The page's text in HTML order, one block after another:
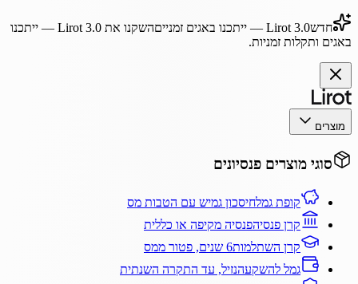
חדשLirot 3.0 — ייתכנו באגים זמנייםהשקנו את Lirot 3.0— ייתכנו
באגים ותקלות זמניות.
מוצרים
סוגי מוצרים פנסיונים
קופת גמלחיסכון גמיש עם הטבות מס
קרן פנסיהפנסיה מקיפה או כללית
קרן השתלמות6 שנים, פטור ממס
גמל להשקעהנזיל, עד התקרה השנתית